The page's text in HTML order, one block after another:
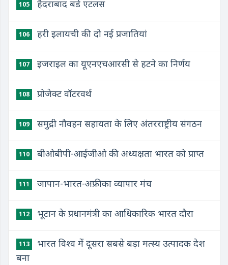
105 हैदराबाद बर्ड एटलस
106 हरी इलायची की दो नई प्रजातियां
107 इजराइल का यूएनएचआरसी से हटने का निर्णय
108 प्रोजेक्ट वॉटरवर्थ
109 समुद्री नौवहन सहायता के लिए अंतरराष्ट्रीय संगठन
110 बीओबीपी-आईजीओ की अध्यक्षता भारत को प्राप्त
111 जापान-भारत-अफ्रीका व्यापार मंच
112 भूटान के प्रधानमंत्री का आधिकारिक भारत दौरा
113
भारत विश्व में दूसरा सबसे बड़ा मत्स्य उत्पादक देश
बना